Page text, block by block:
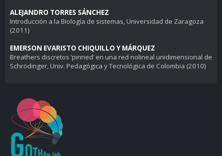
ALEJANDRO TORRES SÁNCHEZ
Introducción a la Biología de sistemas, Universidad de Zaragoza
(2011)
EMERSON EVARISTO CHIQUILLO Y MÁRQUEZ
Breathers discretos ’pinned’ en una red nolineal unidimensional de
Schrödinger, Univ. Pedagógica y Tecnológica de Colombia (2010)